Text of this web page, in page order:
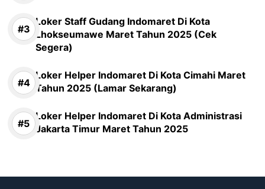
Loker Staff Gudang Indomaret Di Kota
Lhokseumawe Maret Tahun 2025 (Cek
Segera)
Loker Helper Indomaret Di Kota Cimahi Maret
Tahun 2025 (Lamar Sekarang)
Loker Helper Indomaret Di Kota Administrasi
Jakarta Timur Maret Tahun 2025